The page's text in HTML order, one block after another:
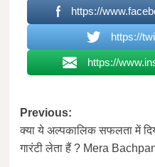
https://
https://
https://
Post
navigation
Previous:
क्या ये अल्पकालिक सफलता में
गारंटी लेता हैं ? Mera